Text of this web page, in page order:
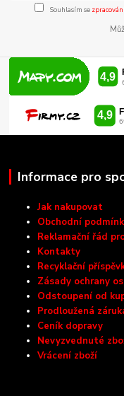
Souhlasím se
Informace pro
Jak nakupovat
Obchodní
Reklamační řád
Kontakty
Recyklační
Zásady ochrany
Odstoupení od
Prodloužená
Ceník dopravy
Nevyzvednuté
Vrácení zboží